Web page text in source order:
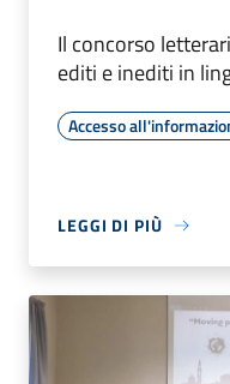
Il concorso
editi e inediti in
Accesso
LEGGI DI PIÙ